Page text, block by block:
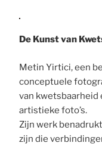
De Kunst van
Metin Yirtici, een
conceptuele
van kwetsbaarheid
artistieke foto’s.
Zijn werk
zijn die